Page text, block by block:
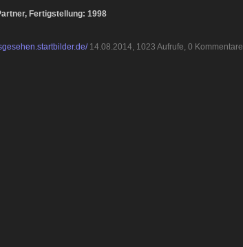
Fertigstellung: 1998
14.08.2014, 1023 Aufrufe, 0 Kommentare